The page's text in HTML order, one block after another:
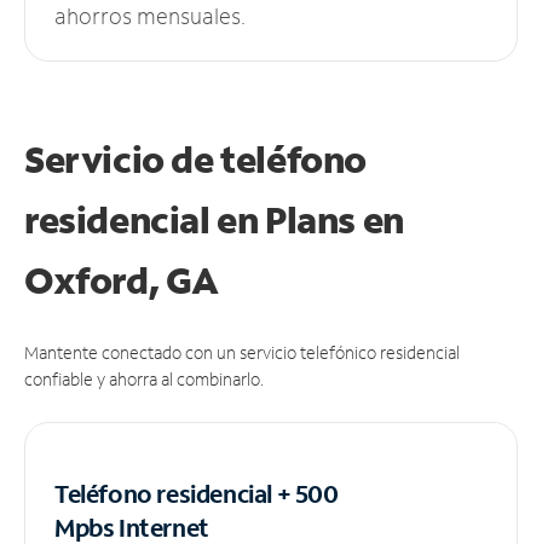
ahorros mensuales.
Servicio de teléfono
residencial en Plans en
Oxford, GA
Mantente conectado con un servicio telefónico residencial
confiable y ahorra al combinarlo.
Teléfono residencial + 500
MpbsInternet